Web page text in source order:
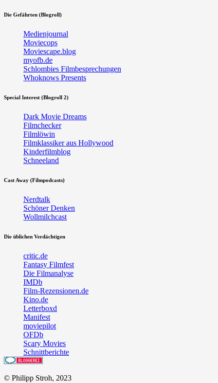
Die Gefährten (Blogroll)
Medienjournal
Moviecops
Moviescape.blog
myofb.de
Schlombies Filmbesprechungen
Whoknows Presents
Special Interest (Blogroll 2)
Dark Movie Dreams
Filmchecker
Filmlöwin
Filmklassiker aus Hollywood
Kinderfilmblog
Schneeland
Cast Away (Filmpodcasts)
Nerdtalk
Schöner Denken
Wollmilchcast
Die üblichen Verdächtigen
critic.de
Fantasy Filmfest
Die Filmanalyse
IMDb
Film-Rezensionen.de
Kino.de
Letterboxd
Manifest
moviepilot
OFDb
Scary Movies
Schnittberichte
© Philipp Stroh, 2023